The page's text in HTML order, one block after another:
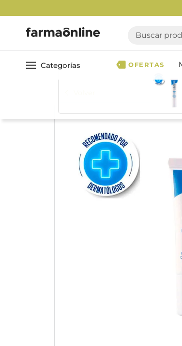
Buscar
Categorías
Dermocosmética
Nutrición & Deporte
Bebé & Maternidad
Perfumes & Fragancias
Accesorios de Belleza
Ver todo
Cuidado
Shampoo
Tinturas
Cuidado
Copas
OFERTAS